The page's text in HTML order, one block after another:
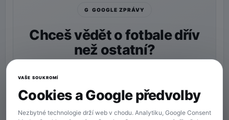
G GOOGLE ZPRÁVY
Chceš vědět o fotbale dřív
než ostatní?
Více zpráv na Googlu
VAŠE SOUKROMÍ
Cookies a Google předvolby
Nezbytné technologie drží web v chodu. Analytiku, Google Consent